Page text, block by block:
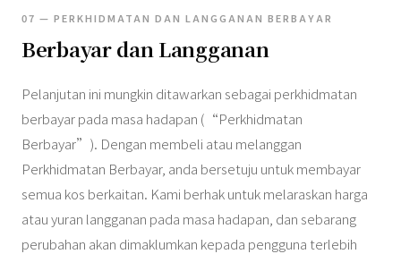
07 — PERKHIDMATAN DAN LANGGANAN BERBAYAR
Berbayar dan Langganan
Pelanjutan ini mungkin ditawarkan sebagai perkhidmatan
berbayar pada masa hadapan (“Perkhidmatan
Berbayar”). Dengan membeli atau melanggan
Perkhidmatan Berbayar, anda bersetuju untuk membayar
semua kos berkaitan. Kami berhak untuk melaraskan harga
atau yuran langganan pada masa hadapan, dan sebarang
perubahan akan dimaklumkan kepada pengguna terlebih